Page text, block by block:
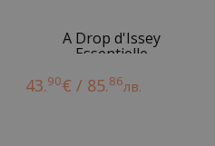
A Drop d'Issey
Essentielle
43.90€ / 85.86лв.